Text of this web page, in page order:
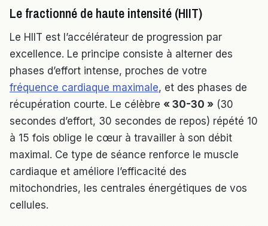
Le fractionné de haute intensité (HIIT)
Le HIIT est l’accélérateur de progression par
excellence. Le principe consiste à alterner des
phases d’effort intense, proches de votre
fréquence cardiaque maximale, et des phases de
récupération courte. Le célèbre « 30-30 » (30
secondes d’effort, 30 secondes de repos) répété 10
à 15 fois oblige le cœur à travailler à son débit
maximal. Ce type de séance renforce le muscle
cardiaque et améliore l’efficacité des
mitochondries, les centrales énergétiques de vos
cellules.